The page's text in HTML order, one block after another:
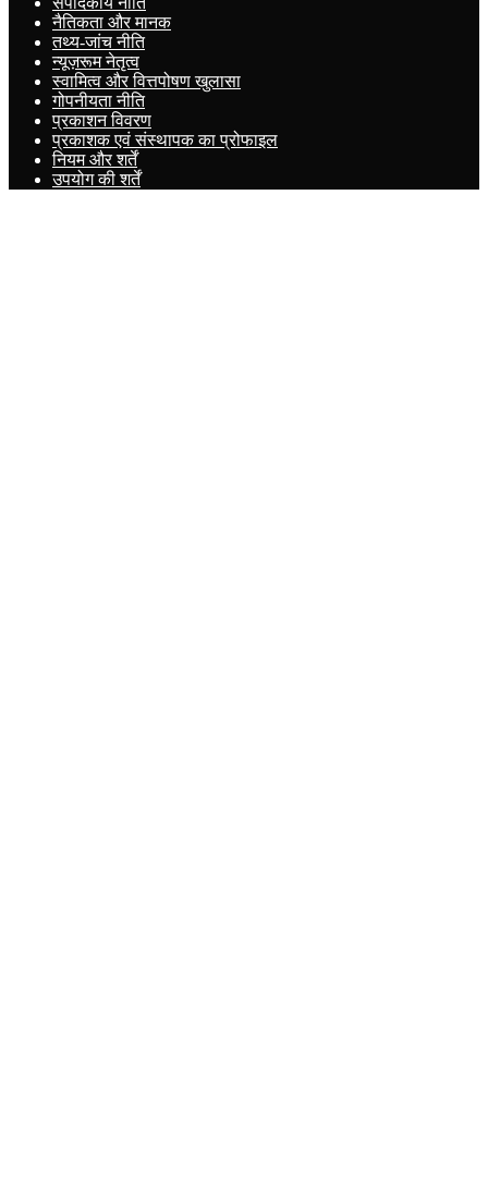
नैतिकता और मानक
तथ्य-जांच नीति
न्यूज़रूम नेतृत्व
स्वामित्व और वित्तपोषण खुलासा
गोपनीयता नीति
प्रकाशन विवरण
प्रकाशक एवं संस्थापक का प्रोफाइल
नियम और शर्तें
उपयोग की शर्तें